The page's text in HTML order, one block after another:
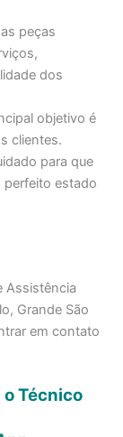
peças
dos
objetivo é
clientes.
para que
perfeito estado
Assistência
Grande São
em contato
o Técnico